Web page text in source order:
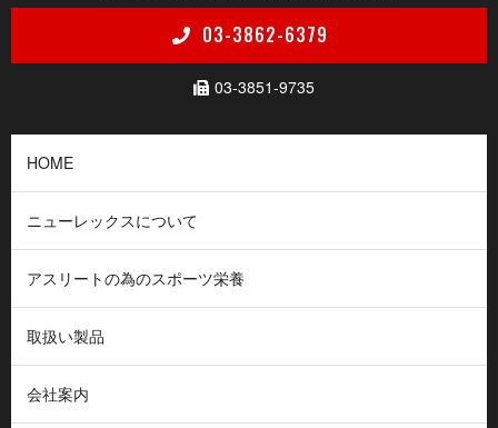
03-3862-6379
03-3851-9735
HOME
ニューレックスについて
アスリートの為のスポーツ栄養
取扱い製品
会社案内